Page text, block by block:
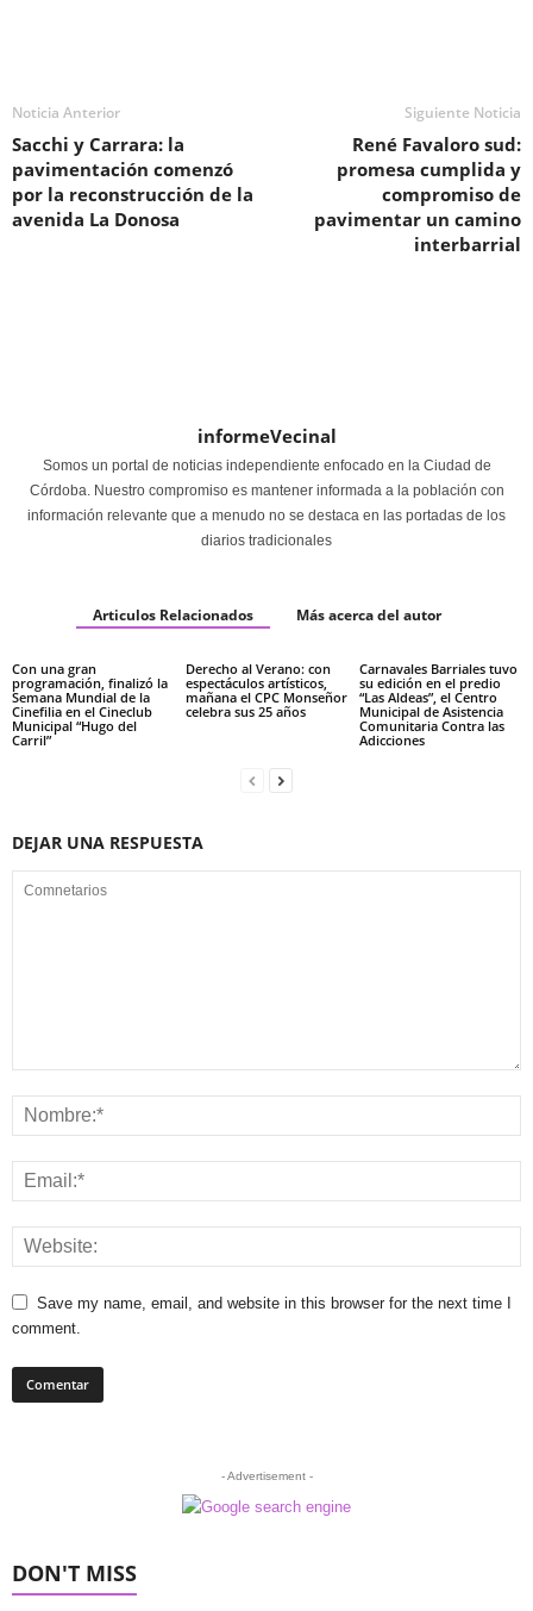
Noticia Anterior
Sacchi y Carrara: la
pavimentación comenzó
por la reconstrucción de la
avenida La Donosa
Siguiente Noticia
René Favaloro sud:
promesa cumplida y
compromiso de
pavimentar un camino
interbarrial
informeVecinal
Somos un portal de noticias independiente enfocado en la Ciudad de
Córdoba. Nuestro compromiso es mantener informada a la población con
información relevante que a menudo no se destaca en las portadas de los
diarios tradicionales
Articulos Relacionados Más acerca del autor
Con una gran
programación, finalizó la
Semana Mundial de la
Cinefilia en el Cineclub
Municipal “Hugo del
Carril”
Derecho al Verano: con
espectáculos artísticos,
mañana el CPC Monseñor
celebra sus 25 años
Carnavales Barriales tuvo
su edición en el predio
“Las Aldeas”, el Centro
Municipal de Asistencia
Comunitaria Contra las
Adicciones
DEJAR UNA RESPUESTA
Save my name, email, and website in this browser for the next time I
comment.
- Advertisement -
DON'T MISS